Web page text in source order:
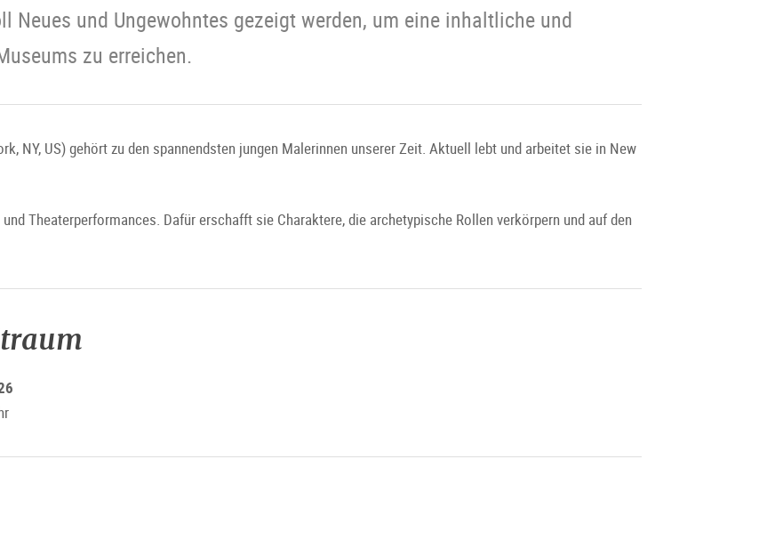
Neues und Ungewohntes gezeigt werden, um eine inhaltliche und
zu erreichen.
NY, US) gehört zu den spannendsten jungen Malerinnen unserer Zeit. Aktuell lebt und arbeitet sie in New
Theaterperformances. Dafür erschafft sie Charaktere, die archetypische Rollen verkörpern und auf den